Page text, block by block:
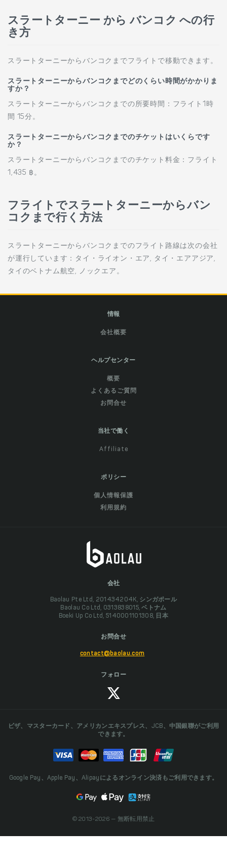
スラートターニー から バンコク への行
き方
スラートターニーからバンコクまでフライトで移動できます。
スラートターニーからバンコクまでどのくらい時間がかかりま
すか？
スラートターニーからバンコクまでの所要時間：フライト1時
間 15分。
スラートターニーからバンコクまでのチケットはいくらです
か？
スラートターニーからバンコクまでのチケット料金：フライト
1,435 ฿。
フライトでスラートターニーからバン
コクまで行く方法
スラートターニーからバンコクまでのフライト路線は次の会社
が運行しています：タイ・ライオン・エア, タイ・エアアジア,
タイのベトナム航空, ノックエア。
情報
会社概要
ヘルプセンター
概要
よくあるご質問
お問合せ
当社で働く
Affiliate
ポリシー
個人情報保護
利用規約
会社
Baolau Pte Ltd, 201434204K, シンガポール
Baolau Co Ltd, 0313838015, ベトナム
Boeki Up Co Ltd, 5140001101308, 日本
お問合せ
contact@baolau.com
フォロー
ビザ、マスターカード、アメリカンエキスプレス、JCB、中国銀聯がご利用
できます。
Google Pay、Apple Pay、Alipayによるオンライン決済もご利用できます。
© 2013-2026 — 無断転用禁止